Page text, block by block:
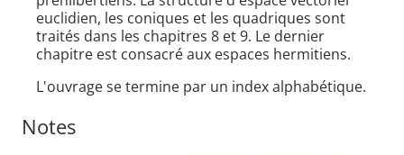
euclidien, les coniques et les quadriques sont
traités dans les chapitres 8 et 9. Le dernier
chapitre est consacré aux espaces hermitiens.
L'ouvrage se termine par un index alphabétique.
Notes